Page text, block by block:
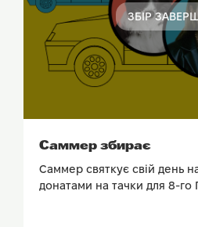
ЗБІР
Саммер збирає
Саммер святкує свій день
донатами на тачки для 8-